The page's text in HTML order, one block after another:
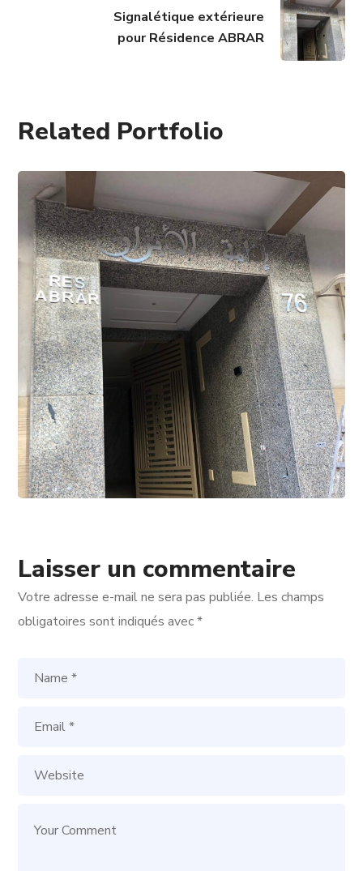
Signalétique extérieure
pour Résidence ABRAR
Related Portfolio
Laisser un commentaire
Votre adresse e-mail ne sera pas publiée. Les champs
obligatoires sont indiqués avec*